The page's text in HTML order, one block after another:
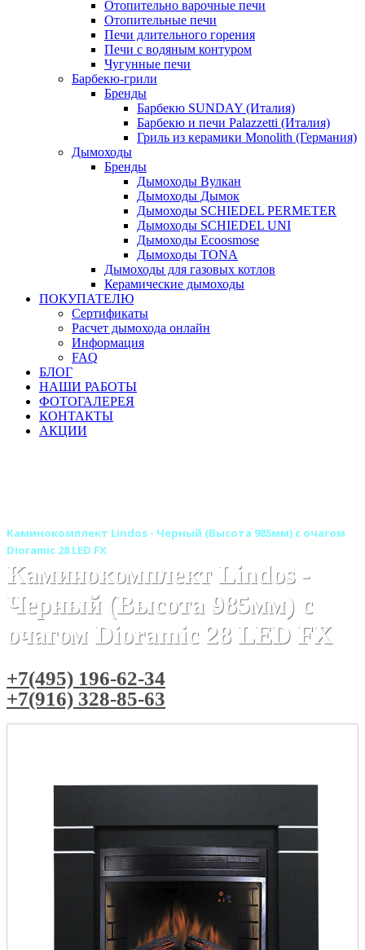
Отопительно варочные печи
Отопительные печи
Печи длительного горения
Печи с водяным контуром
Чугунные печи
Барбекю-грили
Бренды
Барбекю SUNDAY (Италия)
Барбекю и печи Palazzetti (Италия)
Гриль из керамики Monolith (Германия)
Дымоходы
Бренды
Дымоходы Вулкан
Дымоходы Дымок
Дымоходы SCHIEDEL PERMETER
Дымоходы SCHIEDEL UNI
Дымоходы Ecoosmose
Дымоходы TONA
Дымоходы для газовых котлов
Керамические дымоходы
ПОКУПАТЕЛЮ
Сертификаты
Расчет дымохода онлайн
Информация
FAQ
БЛОГ
НАШИ РАБОТЫ
ФОТОГАЛЕРЕЯ
КОНТАКТЫ
АКЦИИ
Каминокомплект Lindos - Черный (Высота 985мм) с очагом
Dioramic 28 LED FX
Каминокомплект Lindos -
Черный (Высота 985мм) с
очагом Dioramic 28 LED FX
+7(495) 196-62-34
+7(916) 328-85-63